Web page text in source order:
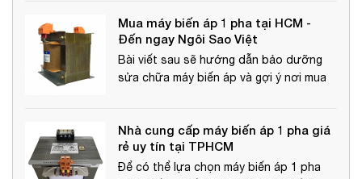
Mua máy biến áp 1 pha tại HCM -
Đến ngay Ngôi Sao Việt
Bài viết sau sẽ hướng dẫn bảo dưỡng
sửa chữa máy biến áp và gợi ý nơi mua
Nhà cung cấp máy biến áp 1 pha giá
rẻ uy tín tại TPHCM
Để có thể lựa chọn máy biến áp 1 pha